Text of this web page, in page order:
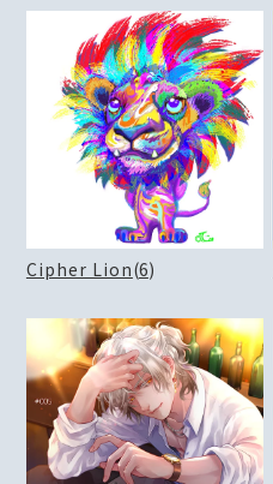
Cipher Lion(6)